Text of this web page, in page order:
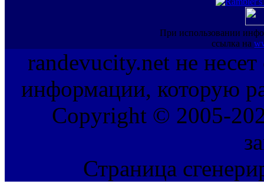
При использовании
ссылка на
randevucity.net не несет
информации, которую
Copyright © 2005-
Страница